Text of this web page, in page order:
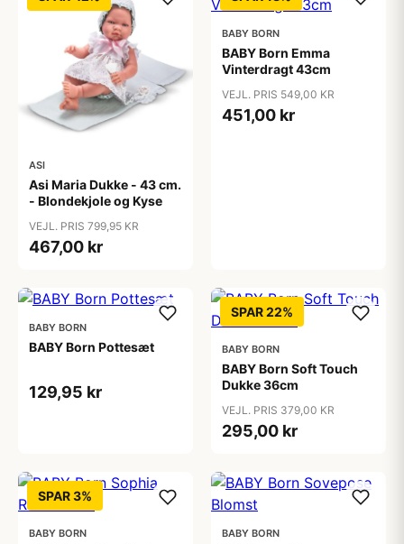
ASI
Asi Maria Dukke - 43 cm.
- Blondekjole og Kyse
VEJL. PRIS 799,95 KR
467,00 kr
BABY BORN
BABY Born Emma
Vinterdragt 43cm
VEJL. PRIS 549,00 KR
451,00 kr
BABY BORN
BABY Born Pottesæt
129,95 kr
SPAR 22%
BABY BORN
BABY Born Soft Touch
Dukke 36cm
VEJL. PRIS 379,00 KR
295,00 kr
SPAR 3%
BABY BORN BABY BORN